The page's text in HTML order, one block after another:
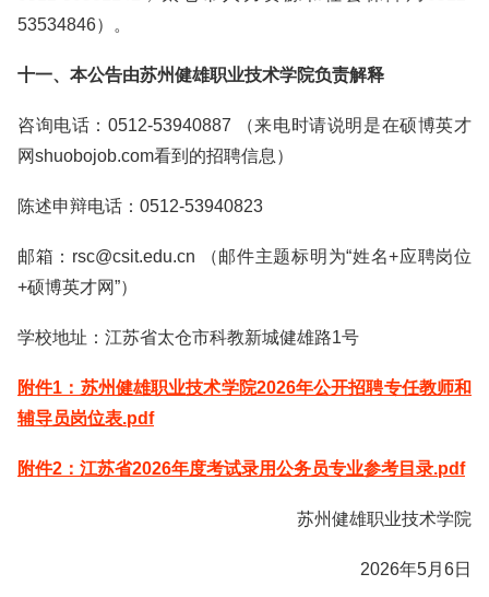
53534846）。
十一、本公告由苏州健雄职业技术学院负责解释
咨询电话：0512-53940887 （来电时请说明是在硕博英才
网shuobojob.com看到的招聘信息）
陈述申辩电话：0512-53940823
邮箱：rsc@csit.edu.cn （邮件主题标明为“姓名+应聘岗位
+硕博英才网”）
学校地址：江苏省太仓市科教新城健雄路1号
附件1：苏州健雄职业技术学院2026年公开招聘专任教师和
辅导员岗位表.pdf
附件2：江苏省2026年度考试录用公务员专业参考目录.pdf
苏州健雄职业技术学院
2026年5月6日